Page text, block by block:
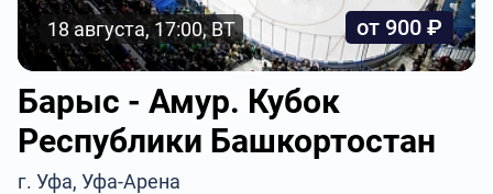
18 августа, 17:00, ВТ от 900 ₽
Барыс - Амур. Кубок
Республики Башкортостан
г. Уфа, Уфа-Арена